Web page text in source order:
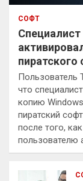
СОФТ
пиратского
Пользователь
что
копию
пиратский
после того,
пользователю